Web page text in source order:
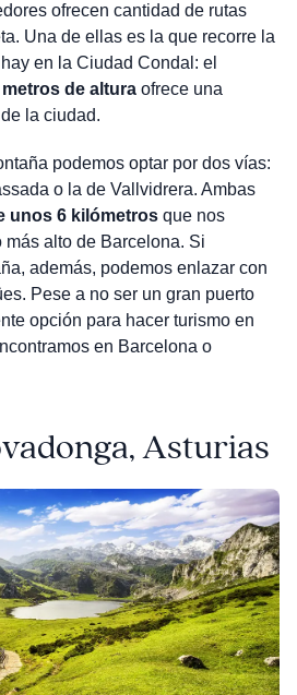
ofrecen cantidad de rutas
Una de ellas es la que recorre la
en la Ciudad Condal: el
metros de alturaofrece una
la ciudad.
podemos optar por dos vías:
o la de Vallvidrera. Ambas
unos 6 kilómetrosque nos
alto de Barcelona. Si
además, podemos enlazar con
Pese a no ser un gran puerto
opción para hacer turismo en
en Barcelona o
Asturias